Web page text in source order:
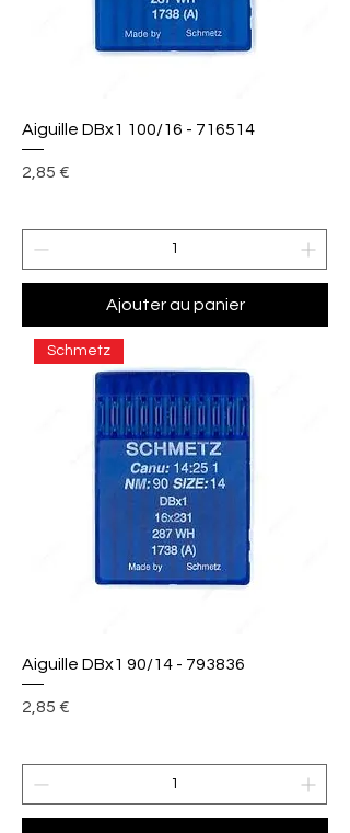
Aiguille DBx1 100/16 - 716514
Prix
2,85 €
Ajouter au panier
Schmetz
Aiguille DBx1 90/14 - 793836
Prix
2,85 €